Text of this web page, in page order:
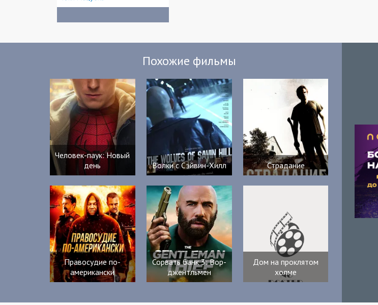
Похожие фильмы
Человек-паук: Новый
день
Волки с Сэйвин-Хилл Страдание
Правосудие по-
американски
Сорвать банк 3: Вор-
джентльмен
Дом на проклятом
холме